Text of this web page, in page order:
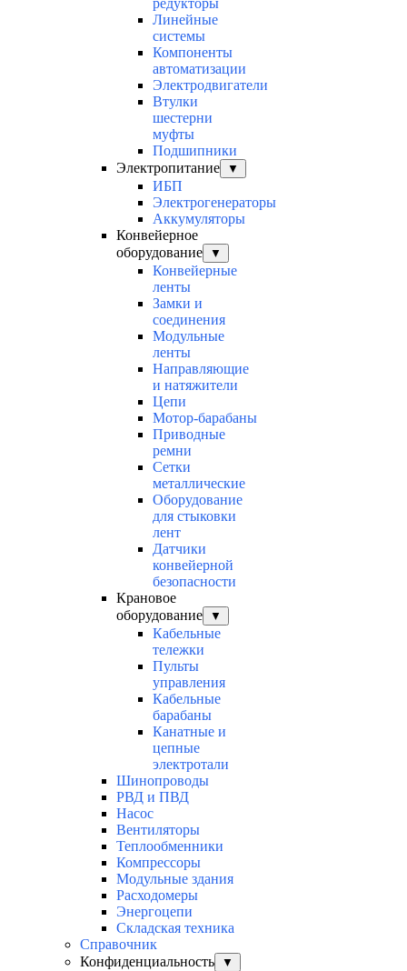
редукторы
Линейные
системы
Компоненты
автоматизации
Электродвигатели
Втулки
шестерни
муфты
Подшипники
Электропитание
▼
ИБП
Электрогенераторы
Аккумуляторы
Конвейерное
оборудование
▼
Конвейерные
ленты
Замки и
соединения
Модульные
ленты
Направляющие
и натяжители
Цепи
Мотор-барабаны
Приводные
ремни
Сетки
металлические
Оборудование
для стыковки
лент
Датчики
конвейерной
безопасности
Крановое
оборудование
▼
Кабельные
тележки
Пульты
управления
Кабельные
барабаны
Канатные и
цепные
электротали
Шинопроводы
РВД и ПВД
Насос
Вентиляторы
Теплообменники
Компрессоры
Модульные здания
Расходомеры
Энергоцепи
Складская техника
Справочник
Конфиденциальность
▼